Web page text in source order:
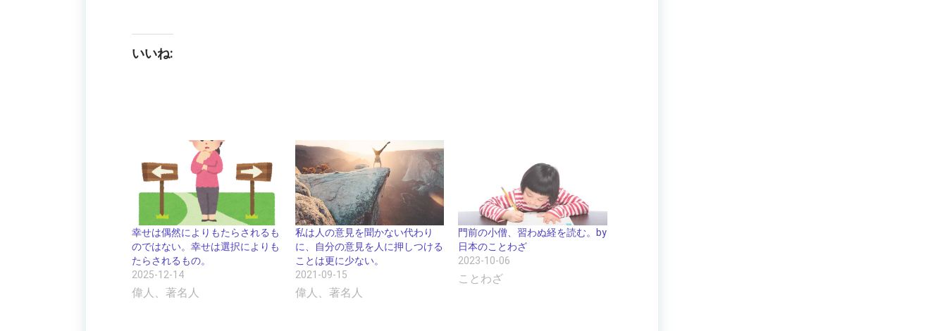
いいね:
幸せは偶然によりもたらされるも
のではない。幸せは選択によりも
たらされるもの。
2025-12-14
偉人、著名人
私は人の意見を聞かない代わり
に、自分の意見を人に押しつける
ことは更に少ない。
2021-09-15
偉人、著名人
門前の小僧、習わぬ経を読む。by
日本のことわざ
2023-10-06
ことわざ